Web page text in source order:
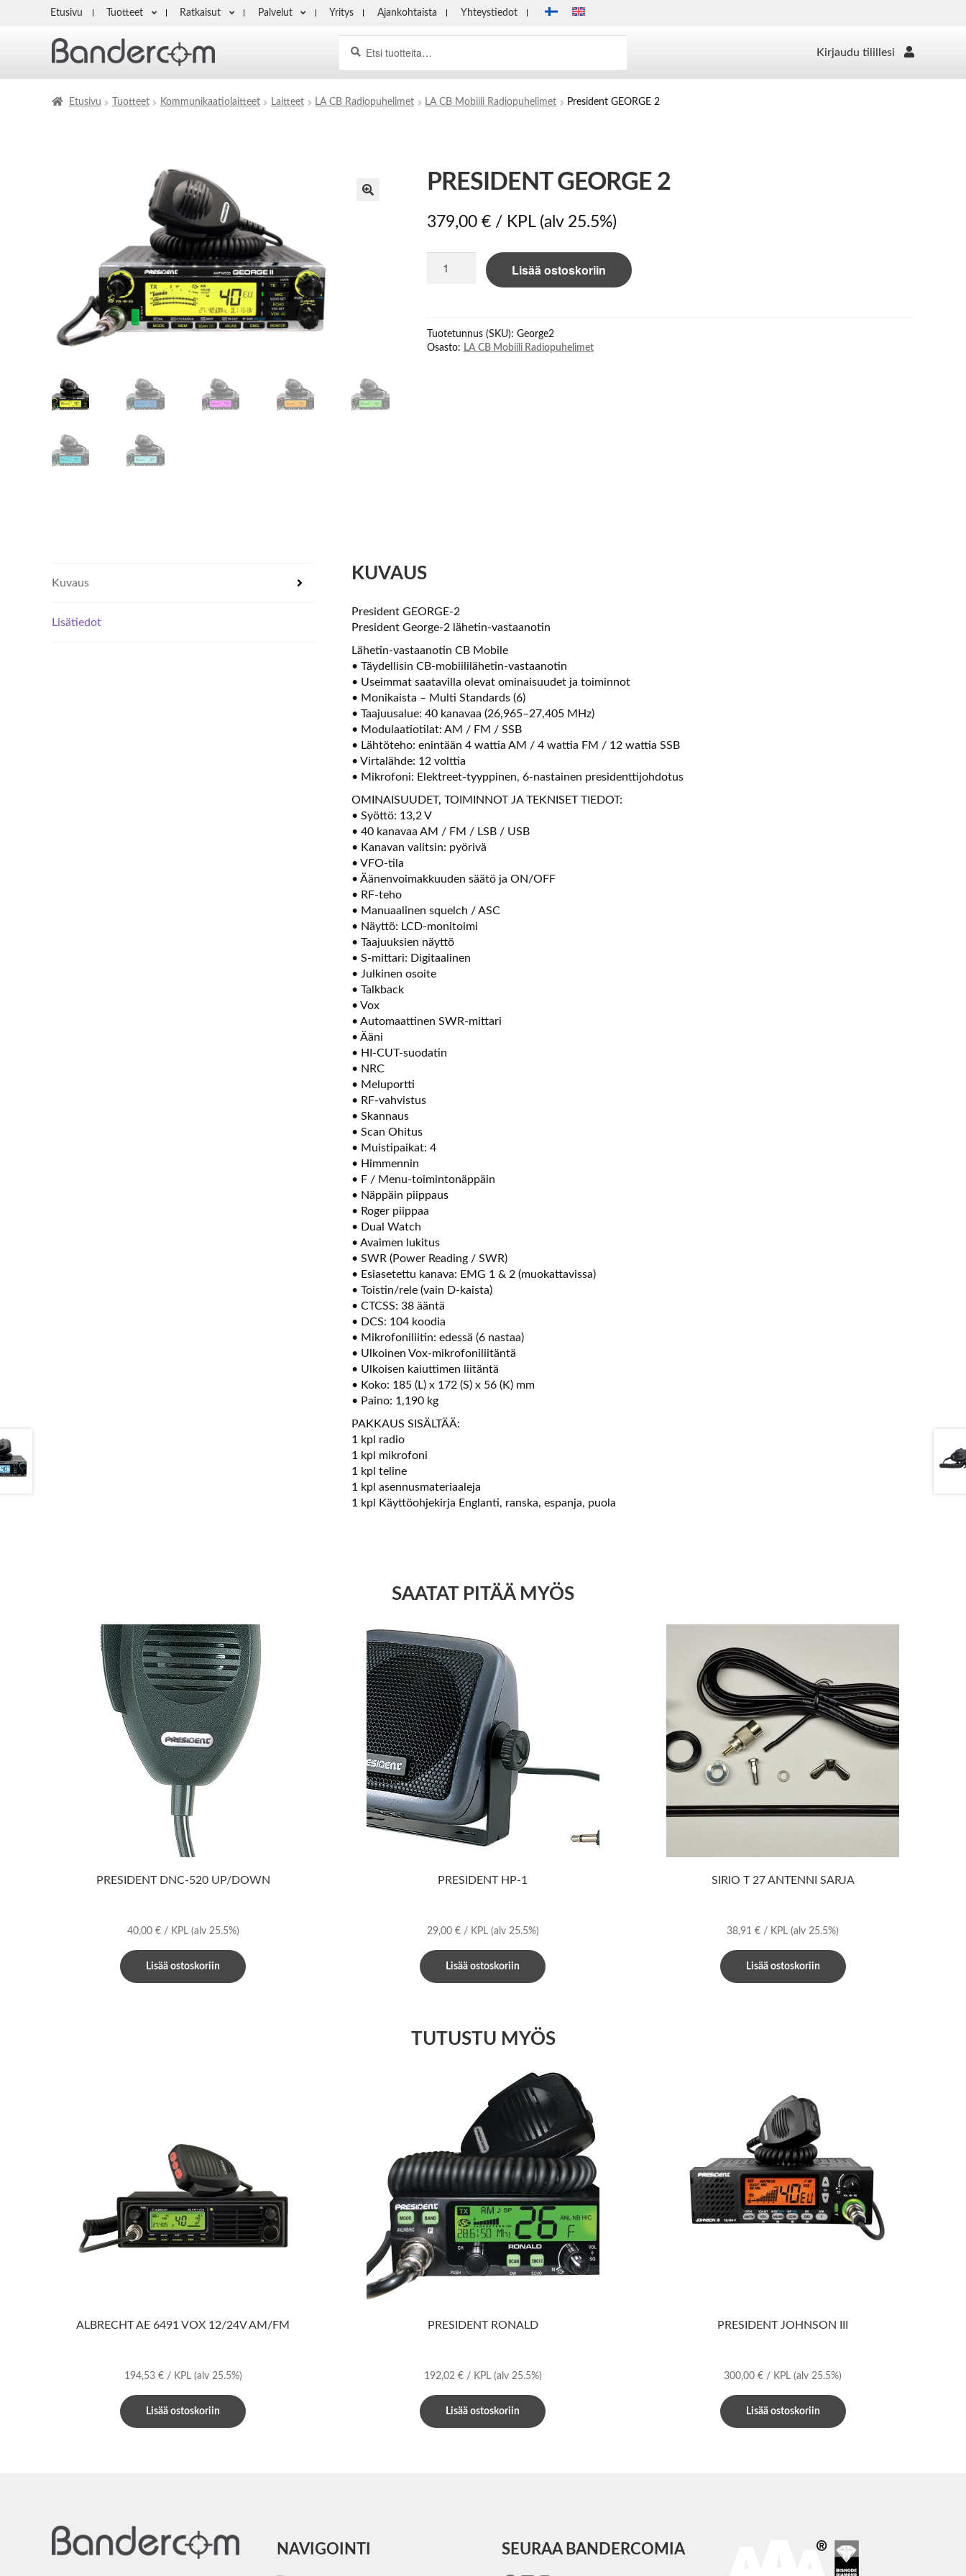
Etusivu Tuotteet Ratkaisut Palvelut Yritys Ajankohtaista Yhteystiedot
Kirjaudu tilillesi
Etusivu Tuotteet Kommunikaatiolaitteet Laitteet LA CB Radiopuhelimet LA CB Mobiili Radiopuhelimet President GEORGE 2
PRESIDENT GEORGE 2
379,00 €/ KPL (alv 25.5%)
GEORGE
Lisää ostoskoriin
Tuotetunnus (SKU): George2
Osasto: LA CB Mobiili Radiopuhelimet
Kuvaus
Lisätiedot
KUVAUS
President GEORGE-2
President George-2 lähetin-vastaanotin
Lähetin-vastaanotin CB Mobile
• Täydellisin CB-mobiililähetin-vastaanotin
• Useimmat saatavilla olevat ominaisuudet ja toiminnot
• Monikaista – Multi Standards (6)
• Taajuusalue: 40 kanavaa (26,965–27,405 MHz)
• Modulaatiotilat: AM / FM / SSB
• Lähtöteho: enintään 4 wattia AM / 4 wattia FM / 12 wattia SSB
• Virtalähde: 12 volttia
• Mikrofoni: Elektreet-tyyppinen, 6-nastainen presidenttijohdotus
OMINAISUUDET, TOIMINNOT JA TEKNISET TIEDOT:
• Syöttö: 13,2 V
• 40 kanavaa AM / FM / LSB / USB
• Kanavan valitsin: pyörivä
• VFO-tila
• Äänenvoimakkuuden säätö ja ON/OFF
• RF-teho
• Manuaalinen squelch / ASC
• Näyttö: LCD-monitoimi
• Taajuuksien näyttö
• S-mittari: Digitaalinen
• Julkinen osoite
• Talkback
• Vox
• Automaattinen SWR-mittari
• Ääni
• HI-CUT-suodatin
• NRC
• Meluportti
• RF-vahvistus
• Skannaus
• Scan Ohitus
• Muistipaikat: 4
• Himmennin
• F / Menu-toimintonäppäin
• Näppäin piippaus
• Roger piippaa
• Dual Watch
• Avaimen lukitus
• SWR (Power Reading / SWR)
• Esiasetettu kanava: EMG 1 & 2 (muokattavissa)
• Toistin/rele (vain D-kaista)
• CTCSS: 38 ääntä
• DCS: 104 koodia
• Mikrofoniliitin: edessä (6 nastaa)
• Ulkoinen Vox-mikrofoniliitäntä
• Ulkoisen kaiuttimen liitäntä
• Koko: 185 (L) x 172 (S) x 56 (K) mm
• Paino: 1,190 kg
PAKKAUS SISÄLTÄÄ:
1 kpl radio
1 kpl mikrofoni
1 kpl teline
1 kpl asennusmateriaaleja
1 kpl Käyttöohjekirja Englanti, ranska, espanja, puola
SAATAT PITÄÄ MYÖS
PRESIDENT DNC-520 UP/DOWN
40,00 €/ KPL (alv 25.5%)
Lisää ostoskoriin
PRESIDENT HP-1
29,00 €/ KPL (alv 25.5%)
Lisää ostoskoriin
SIRIO T 27 ANTENNI SARJA
38,91€ / KPL(alv 25.5%)
Lisää ostoskoriin
TUTUSTU MYÖS
ALBRECHT AE 6491 VOX 12/24V AM/FM
194,53 €/ KPL (alv 25.5%)
Lisää ostoskoriin
PRESIDENT RONALD
192,02 €/ KPL (alv 25.5%)
Lisää ostoskoriin
PRESIDENT JOHNSON III
300,00€ / KPL(alv 25.5%)
Lisää ostoskoriin
NAVIGOINTI SEURAA BANDERCOMIA